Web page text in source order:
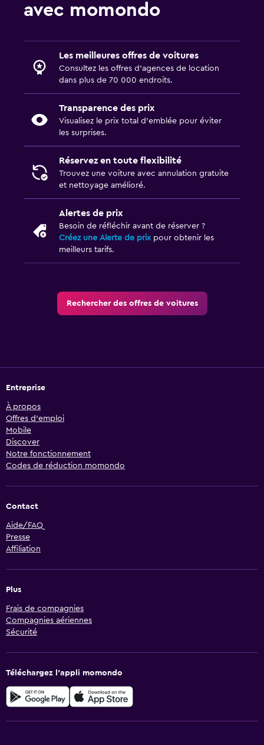
avec momondo
Les meilleures offres de voitures
Consultez les offres d’agences de location
dans plus de 70 000 endroits.
Transparence des prix
Visualisez le prix total d’emblée pour éviter
les surprises.
Réservez en toute flexibilité
Trouvez une voiture avec annulation gratuite
et nettoyage amélioré.
Alertes de prix
Besoin de réfléchir avant de réserver ?
Créez une Alerte de prixpour obtenir les
meilleurs tarifs.
Rechercher des offres de voitures
Entreprise
À propos
Offres d’emploi
Mobile
Discover
Notre fonctionnement
Codes de réduction momondo
Contact
Aide/FAQ
Presse
Affiliation
Plus
Frais de compagnies
Compagnies aériennes
Sécurité
Téléchargez l’appli momondo